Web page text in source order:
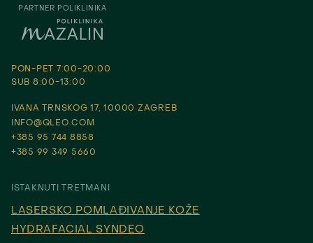
PARTNER POLIKLINIKA
PON-PET 7:00-20:00
SUB 8:00-13:00
IVANA TRNSKOG 17, 10000 ZAGREB
INFO@QLEO.COM
+385 95 744 8858
+385 99 349 5660
ISTAKNUTI TRETMANI
LASERSKO POMLAĐIVANJE KOŽE
HYDRAFACIAL SYNDEO